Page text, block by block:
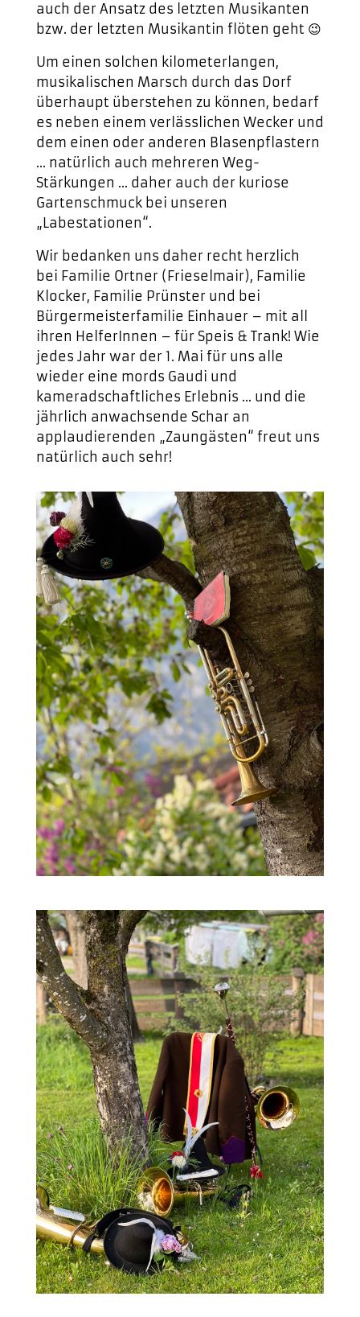
auch der Ansatz des letzten Musikanten
bzw. der letzten Musikantin flöten geht 😉
Um einen solchen kilometerlangen,
musikalischen Marsch durch das Dorf
überhaupt überstehen zu können, bedarf
es neben einem verlässlichen Wecker und
dem einen oder anderen Blasenpflastern
… natürlich auch mehreren Weg-
Stärkungen … daher auch der kuriose
Gartenschmuck bei unseren
„Labestationen“.
Wir bedanken uns daher recht herzlich
bei Familie Ortner (Frieselmair), Familie
Klocker, Familie Prünster und bei
Bürgermeisterfamilie Einhauer – mit all
ihren HelferInnen – für Speis & Trank! Wie
jedes Jahr war der 1. Mai für uns alle
wieder eine mords Gaudi und
kameradschaftliches Erlebnis … und die
jährlich anwachsende Schar an
applaudierenden „Zaungästen“ freut uns
natürlich auch sehr!